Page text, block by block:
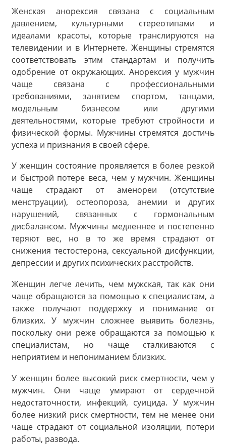
Женская анорексия связана с социальным
давлением, культурными стереотипами и
идеалами красоты, которые транслируются на
телевидении и в Интернете. Женщины стремятся
соответствовать этим стандартам и получить
одобрение от окружающих. Анорексия у мужчин
чаще связана с профессиональными
требованиями, занятием спортом, танцами,
модельным бизнесом или другими
деятельностями, которые требуют стройности и
физической формы. Мужчины стремятся достичь
успеха и признания в своей сфере.
У женщин состояние проявляется в более резкой
и быстрой потере веса, чем у мужчин. Женщины
чаще страдают от аменореи (отсутствие
менструации), остеопороза, анемии и других
нарушений, связанных с гормональным
дисбалансом. Мужчины медленнее и постепенно
теряют вес, но в то же время страдают от
снижения тестостерона, сексуальной дисфункции,
депрессии и других психических расстройств.
Женщин легче лечить, чем мужская, так как они
чаще обращаются за помощью к специалистам, а
также получают поддержку и понимание от
близких. У мужчин сложнее выявить болезнь,
поскольку они реже обращаются за помощью к
специалистам, но чаще сталкиваются с
неприятием и непониманием близких.
У женщин более высокий риск смертности, чем у
мужчин. Они чаще умирают от сердечной
недостаточности, инфекций, суицида. У мужчин
более низкий риск смертности, тем не менее они
чаще страдают от социальной изоляции, потери
работы, развода.